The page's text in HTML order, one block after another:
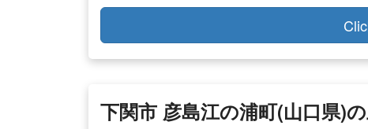
下関市 彦島江の浦町(山口県)